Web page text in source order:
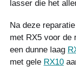
lasser die het
Na deze
met RX5 voor de
een dunne laag
met gele RX10